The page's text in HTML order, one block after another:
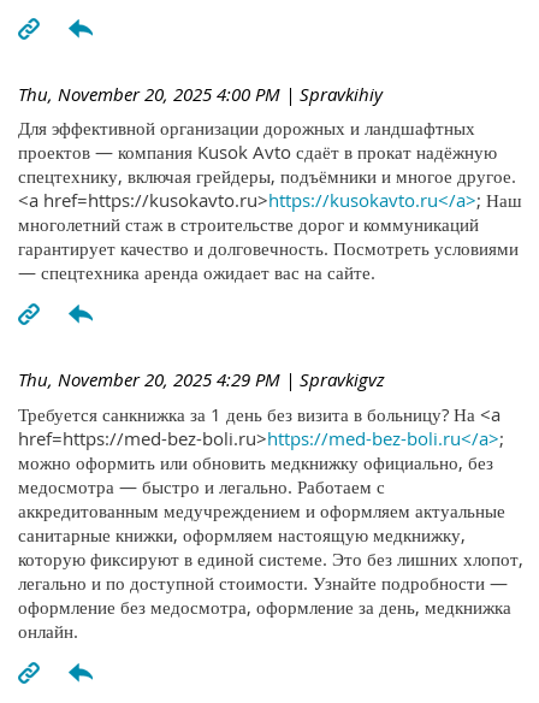
Thu, November 20, 2025 4:00 PM | Spravkihiy
Для эффективной организации дорожных и ландшафтных
проектов — компания Kusok Avto сдаёт в прокат надёжную
спецтехнику, включая грейдеры, подъёмники и многое другое.
<a href=https://kusokavto.ru>https://kusokavto.ru</a>; Наш
многолетний стаж в строительстве дорог и коммуникаций
гарантирует качество и долговечность. Посмотреть условиями
— спецтехника аренда ожидает вас на сайте.
Thu, November 20, 2025 4:29 PM | Spravkigvz
Требуется санкнижка за 1 день без визита в больницу? На <a
href=https://med-bez-boli.ru>https://med-bez-boli.ru</a>;
можно оформить или обновить медкнижку официально, без
медосмотра — быстро и легально. Работаем с
аккредитованным медучреждением и оформляем актуальные
санитарные книжки, оформляем настоящую медкнижку,
которую фиксируют в единой системе. Это без лишних хлопот,
легально и по доступной стоимости. Узнайте подробности —
оформление без медосмотра, оформление за день, медкнижка
онлайн.